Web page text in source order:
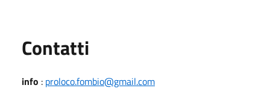
Contatti
info : proloco.fombio@gmail.com